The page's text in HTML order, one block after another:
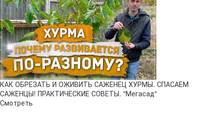
КАК ОБРЕЗАТЬ И ОЖИВИТЬ САЖЕНЕЦ ХУРМЫ. СПАСАЕМ
САЖЕНЦЫ! ПРАКТИЧЕСКИЕ СОВЕТЫ. "Мегасад"
Смотреть